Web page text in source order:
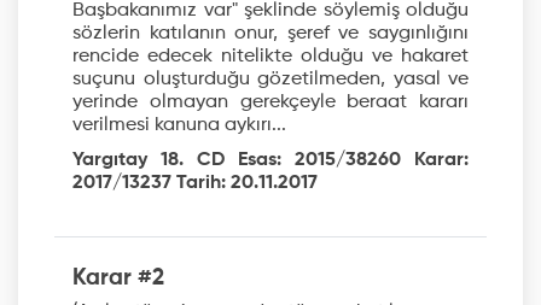
Başbakanımız var" şeklinde söylemiş olduğu
sözlerin katılanın onur, şeref ve saygınlığını
rencide edecek nitelikte olduğu ve hakaret
suçunu oluşturduğu gözetilmeden, yasal ve
yerinde olmayan gerekçeyle beraat kararı
verilmesi kanuna aykırı...
Yargıtay 18. CD Esas: 2015/38260 Karar:
2017/13237 Tarih: 20.11.2017
Karar #2